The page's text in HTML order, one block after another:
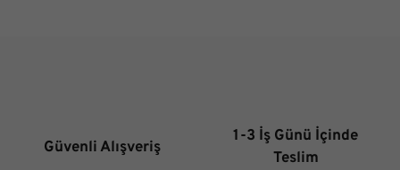
Ürün fiyatı diğer sitelerden daha pahalı.
Güvenli Alışveriş
1-3 İş Günü İçinde
Teslim